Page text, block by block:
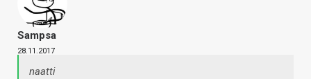
Sampsa
28.11.2017
naatti